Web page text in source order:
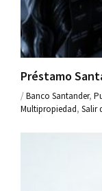
Préstamo
/Banco Santander,
Multipropiedad, Salir